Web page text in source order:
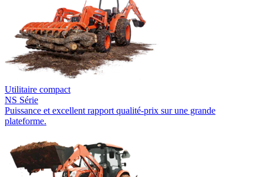
Utilitaire compact
NS Série
Puissance et excellent rapport qualité-prix sur une grande
plateforme.